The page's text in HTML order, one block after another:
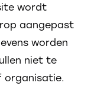
wordt
aangepast
worden
niet te
organisatie.